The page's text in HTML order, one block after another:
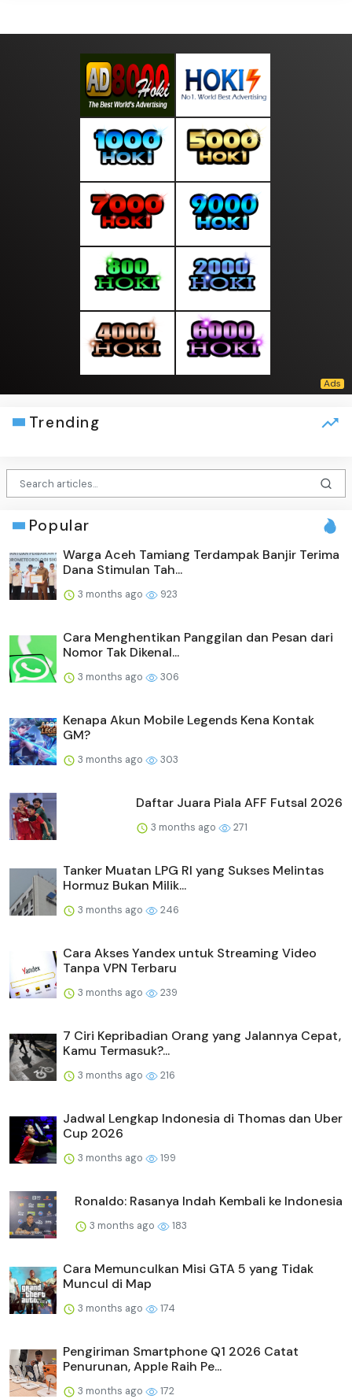
Trending
Popular
Warga Aceh Tamiang Terdampak Banjir Terima
Dana Stimulan Tah...
3 months ago 923
Cara Menghentikan Panggilan dan Pesan dari
Nomor Tak Dikenal...
3 months ago 306
Kenapa Akun Mobile Legends Kena Kontak
GM?
3 months ago 303
Daftar Juara Piala AFF Futsal 2026
3 months ago 271
Tanker Muatan LPG RI yang Sukses Melintas
Hormuz Bukan Milik...
3 months ago 246
Cara Akses Yandex untuk Streaming Video
Tanpa VPN Terbaru
3 months ago 239
7 Ciri Kepribadian Orang yang Jalannya Cepat,
Kamu Termasuk?...
3 months ago 216
Jadwal Lengkap Indonesia di Thomas dan Uber
Cup 2026
3 months ago 199
Ronaldo: Rasanya Indah Kembali ke Indonesia
3 months ago 183
Cara Memunculkan Misi GTA 5 yang Tidak
Muncul di Map
3 months ago 174
Pengiriman Smartphone Q1 2026 Catat
Penurunan, Apple Raih Pe...
3 months ago 172